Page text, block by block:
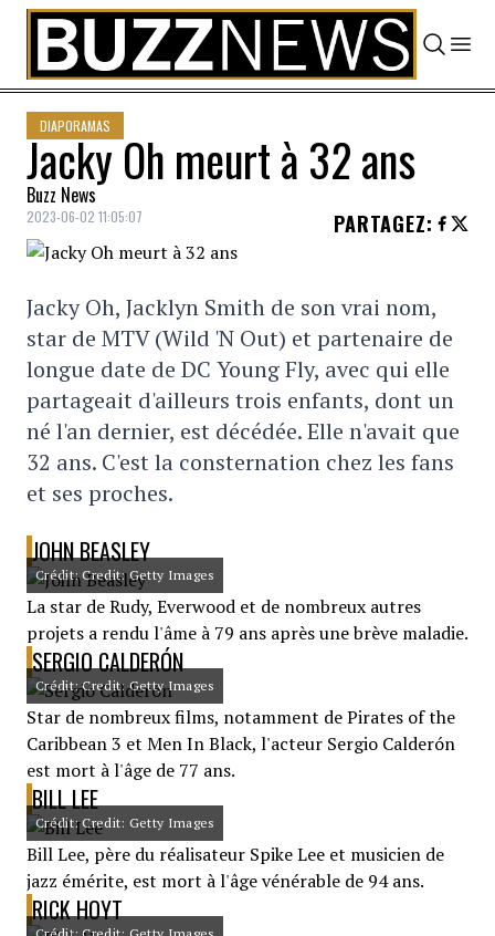
Skip to content
DIAPORAMAS
Jacky Oh meurt à 32 ans
Buzz News
2023-06-02 11:05:07 PARTAGEZ:
Jacky Oh, Jacklyn Smith de son vrai nom,
star de MTV (Wild 'N Out) et partenaire de
longue date de DC Young Fly, avec qui elle
partageait d'ailleurs trois enfants, dont un
né l'an dernier, est décédée. Elle n'avait que
32 ans. C'est la consternation chez les fans
et ses proches.
JOHN BEASLEY
Crédit: Credit: Getty Images
La star de Rudy, Everwood et de nombreux autres
projets a rendu l'âme à 79 ans après une brève maladie.
SERGIO CALDERÓN
Crédit: Credit: Getty Images
Star de nombreux films, notamment de Pirates of the
Caribbean 3 et Men In Black, l'acteur Sergio Calderón
est mort à l'âge de 77 ans.
BILL LEE
Crédit: Credit: Getty Images
Bill Lee, père du réalisateur Spike Lee et musicien de
jazz émérite, est mort à l'âge vénérable de 94 ans.
RICK HOYT